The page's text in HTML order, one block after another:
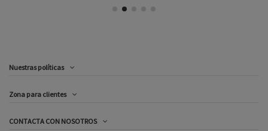
Nuestras políticas
Zona para clientes
CONTACTA CON NOSOTROS